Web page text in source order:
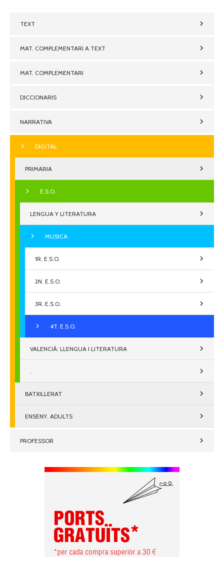
TEXT
MAT. COMPLEMENTARI A TEXT
MAT. COMPLEMENTARI
DICCIONARIS
NARRATIVA
DIGITAL
PRIMARIA
E.S.O.
LENGUA Y LITERATURA
MUSICA
1R. E.S.O.
2N. E.S.O.
3R. E.S.O.
4T. E.S.O.
VALENCIÀ: LLENGUA I LITERATURA
.
BATXILLERAT
ENSENY. ADULTS
PROFESSOR